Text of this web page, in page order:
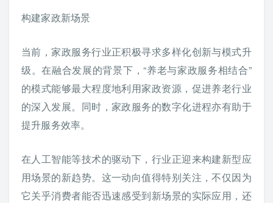
构建家政新场景
当前，家政服务行业正积极寻求多样化创新与模式升
级。在融合发展的背景下，“养老与家政服务相结合”
的模式能够最大程度地利用家政资源，促进养老行业
的深入发展。同时，家政服务的数字化进程亦有助于
提升服务效率。
在人工智能等技术的驱动下，行业正迎来构建新型应
用场景的新趋势。这一动向值得特别关注，不仅因为
它关乎消费者能否迅速感受到新场景的实际应用，还